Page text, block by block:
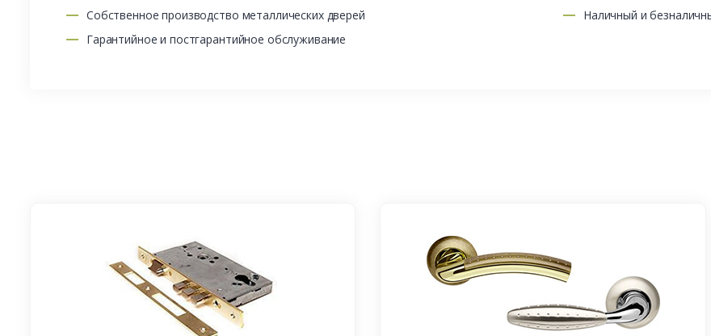
Собственное производство металлических дверей
Гарантийное и постгарантийное обслуживание
Наличный и